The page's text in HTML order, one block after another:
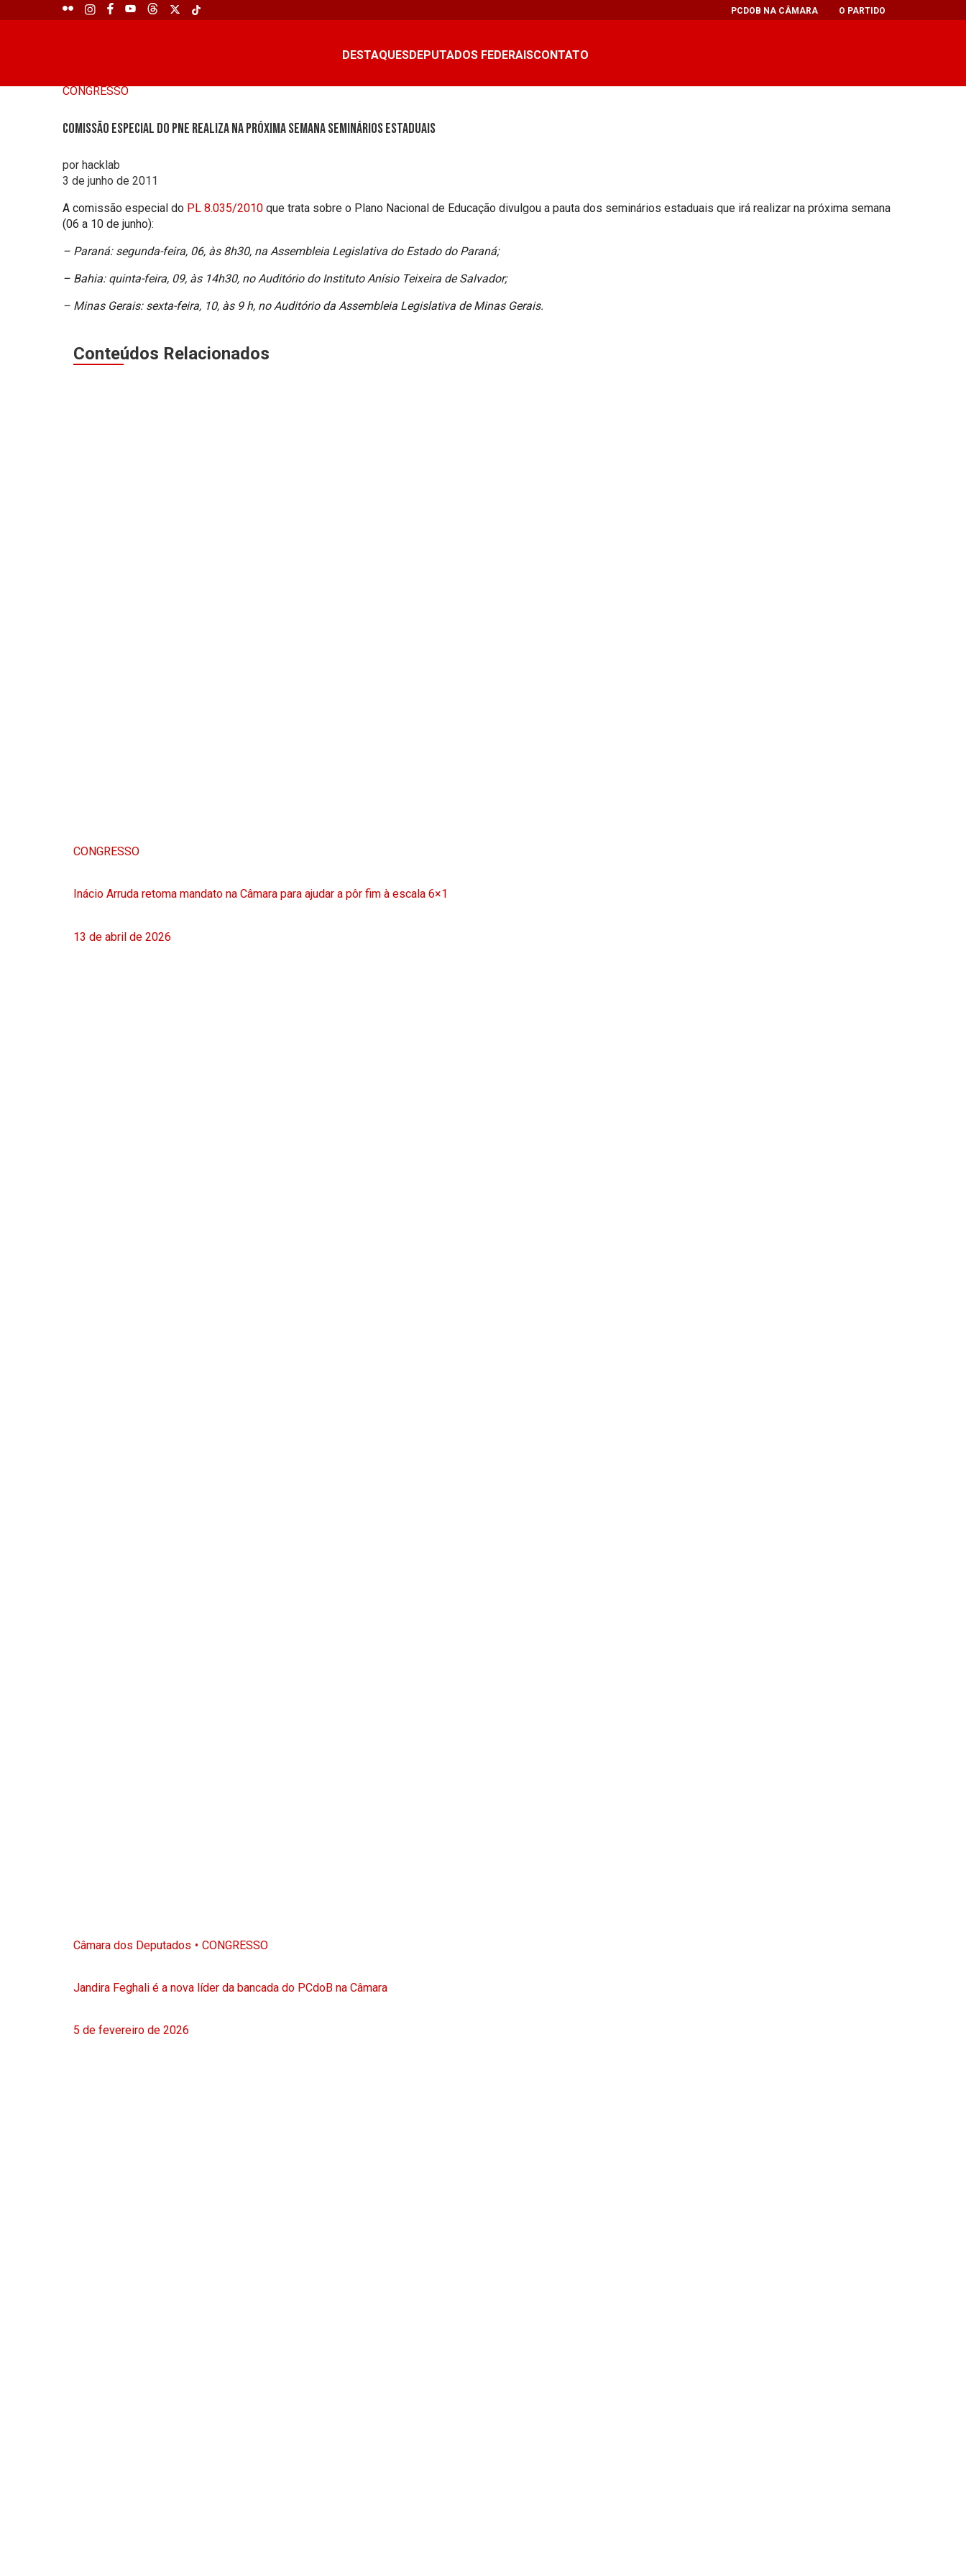
PCDOB NA CÂMARA O PARTIDO
DESTAQUESDEPUTADOS FEDERAISCONTATO
CONGRESSO
Comissão especial do PNE realiza na próxima semana seminários estaduais
por hacklab
3 de junho de 2011
A comissão especial do PL 8.035/2010 que trata sobre o Plano Nacional de Educação divulgou a pauta dos seminários estaduais que irá realizar na próxima semana
(06 a 10 de junho):
– Paraná: segunda-feira, 06, às 8h30, na Assembleia Legislativa do Estado do Paraná;
– Bahia: quinta-feira, 09, às 14h30, no Auditório do Instituto Anísio Teixeira de Salvador;
– Minas Gerais: sexta-feira, 10, às 9 h, no Auditório da Assembleia Legislativa de Minas Gerais.
Conteúdos Relacionados
CONGRESSO
Inácio Arruda retoma mandato na Câmara para ajudar a pôr fim à escala 6×1
13 de abril de 2026
Câmara dos Deputados CONGRESSO
Jandira Feghali é a nova líder da bancada do PCdoB na Câmara
5 de fevereiro de 2026